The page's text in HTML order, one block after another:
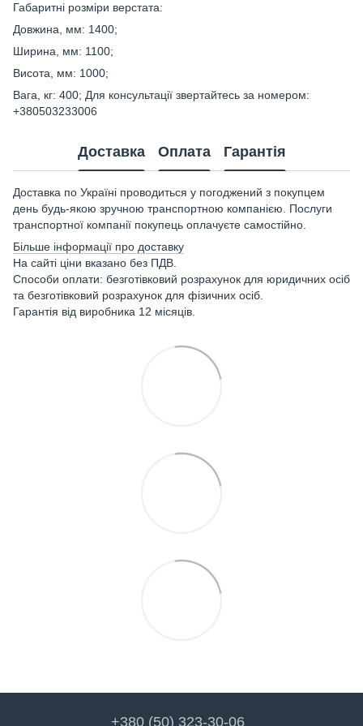
Габаритні розміри верстата:
Довжина, мм: 1400;
Ширина, мм: 1100;
Висота, мм: 1000;
Вага, кг: 400; Для консультації звертайтесь за номером:
+380503233006
Доставка Оплата Гарантія
Доставка по Україні проводиться у погоджений з покупцем
день будь-якою зручною транспортною компанією. Послуги
транспортної компанії покупець оплачуєте самостійно.
Більше інформації про доставку
На сайті ціни вказано без ПДВ.
Способи оплати: безготівковий розрахунок для юридичних осіб
та безготівковий розрахунок для фізичних осіб.
Гарантія від виробника 12 місяців.
+380 (50) 323-30-06